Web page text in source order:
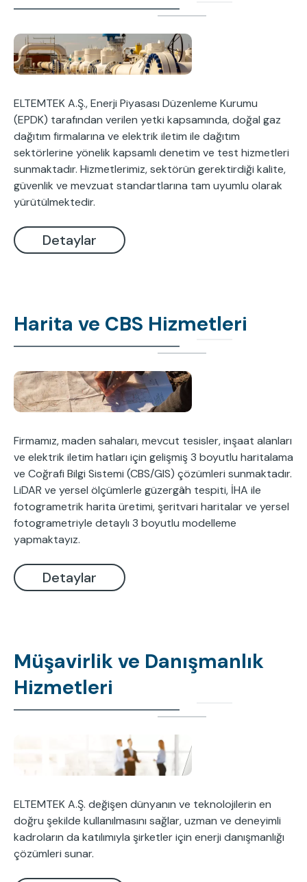
ELTEMTEK A.Ş., Enerji Piyasası Düzenleme Kurumu
(EPDK) tarafından verilen yetki kapsamında, doğal gaz
dağıtım firmalarına ve elektrik iletim ile dağıtım
sektörlerine yönelik kapsamlı denetim ve test hizmetleri
sunmaktadır. Hizmetlerimiz, sektörün gerektirdiği kalite,
güvenlik ve mevzuat standartlarına tam uyumlu olarak
yürütülmektedir.
Detaylar
Harita ve CBS Hizmetleri
Firmamız, maden sahaları, mevcut tesisler, inşaat alanları
ve elektrik iletim hatları için gelişmiş 3 boyutlu haritalama
ve Coğrafi Bilgi Sistemi (CBS/GIS) çözümleri sunmaktadır.
LiDAR ve yersel ölçümlerle güzergâh tespiti, İHA ile
fotogrametrik harita üretimi, şeritvari haritalar ve yersel
fotogrametriyle detaylı 3 boyutlu modelleme
yapmaktayız.
Detaylar
Müşavirlik ve Danışmanlık
Hizmetleri
ELTEMTEK A.Ş. değişen dünyanın ve teknolojilerin en
doğru şekilde kullanılmasını sağlar, uzman ve deneyimli
kadroların da katılımıyla şirketler için enerji danışmanlığı
çözümleri sunar.